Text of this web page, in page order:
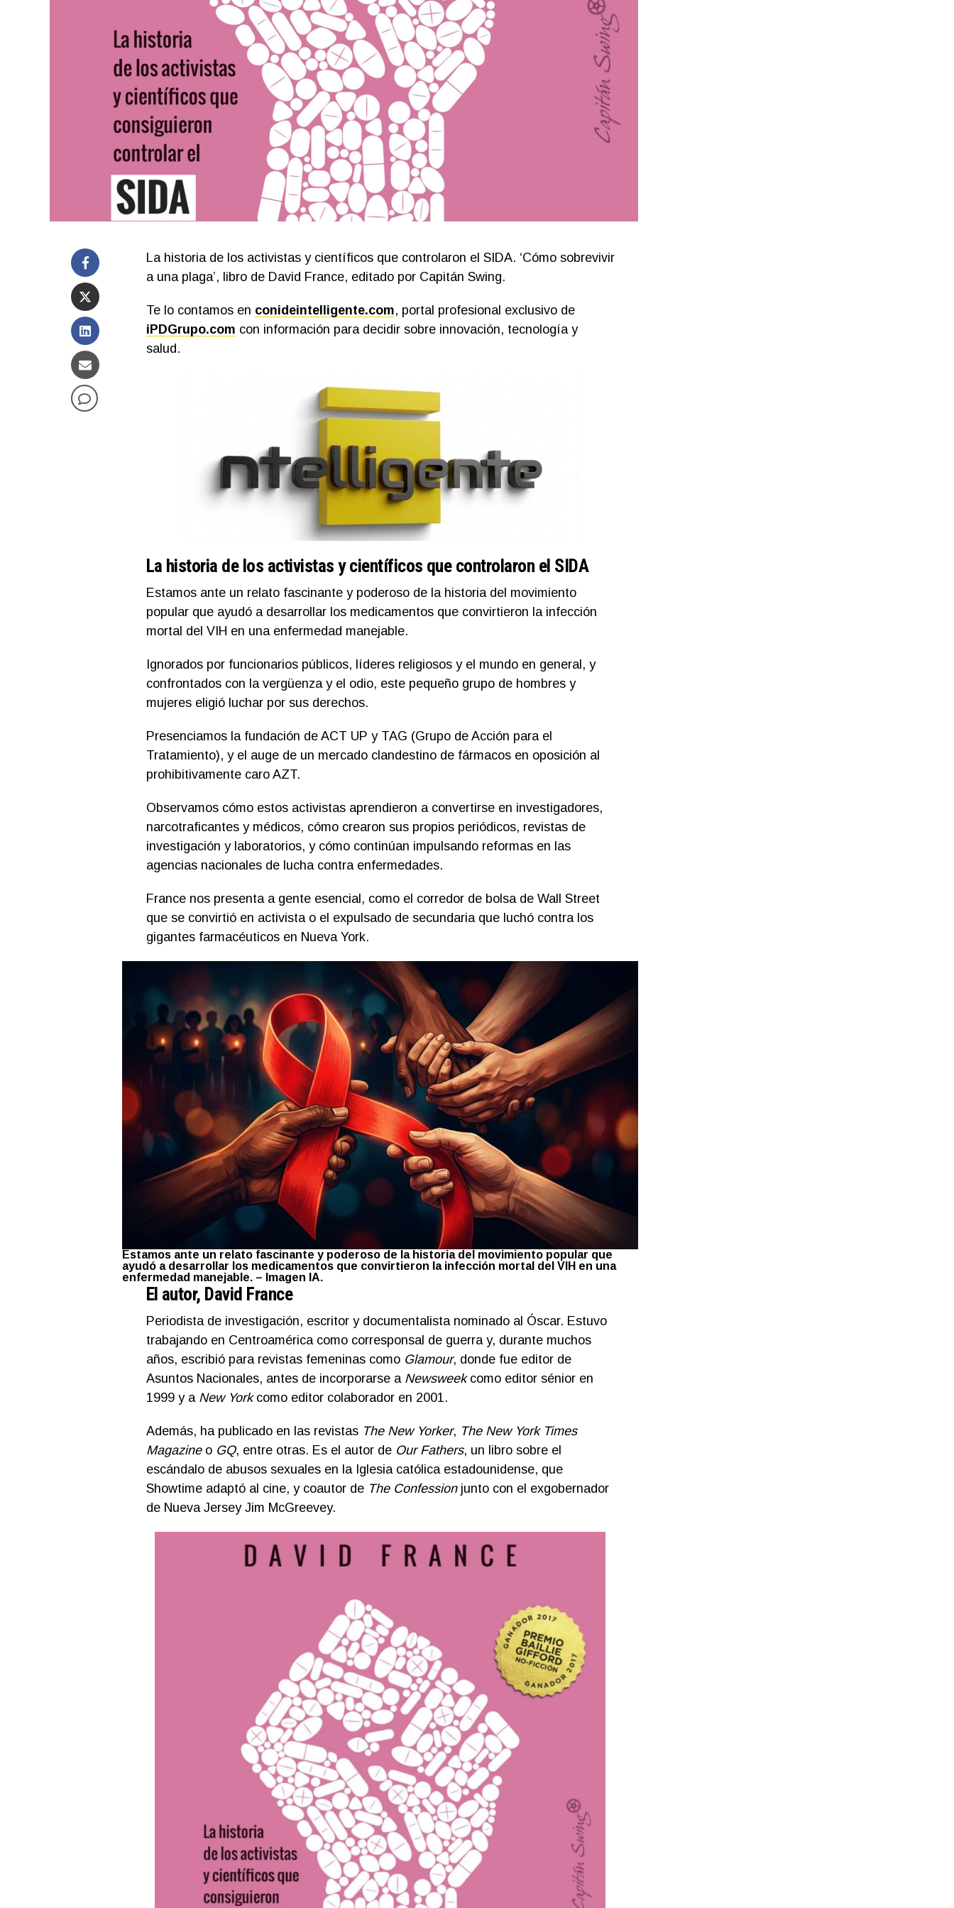
La historia de los activistas y científicos que controlaron el SIDA. ‘Cómo sobrevivir
a una plaga’, libro de David France, editado por Capitán Swing.
Te lo contamos en conideintelligente.com, portal profesional exclusivo de
iPDGrupo.com con información para decidir sobre innovación, tecnología y
salud.
La historia de los activistas y científicos que controlaron el SIDA
Estamos ante un relato fascinante y poderoso de la historia del movimiento
popular que ayudó a desarrollar los medicamentos que convirtieron la infección
mortal del VIH en una enfermedad manejable.
Ignorados por funcionarios públicos, líderes religiosos y el mundo en general, y
confrontados con la vergüenza y el odio, este pequeño grupo de hombres y
mujeres eligió luchar por sus derechos.
Presenciamos la fundación de ACT UP y TAG (Grupo de Acción para el
Tratamiento), y el auge de un mercado clandestino de fármacos en oposición al
prohibitivamente caro AZT.
Observamos cómo estos activistas aprendieron a convertirse en investigadores,
narcotraficantes y médicos, cómo crearon sus propios periódicos, revistas de
investigación y laboratorios, y cómo continúan impulsando reformas en las
agencias nacionales de lucha contra enfermedades.
France nos presenta a gente esencial, como el corredor de bolsa de Wall Street
que se convirtió en activista o el expulsado de secundaria que luchó contra los
gigantes farmacéuticos en Nueva York.
Estamos ante un relato fascinante y poderoso de la historia del movimiento popular que
ayudó a desarrollar los medicamentos que convirtieron la infección mortal del VIH en una
enfermedad manejable. – Imagen IA.
El autor, David France
Periodista de investigación, escritor y documentalista nominado al Óscar. Estuvo
trabajando en Centroamérica como corresponsal de guerra y, durante muchos
años, escribió para revistas femeninas como Glamour, donde fue editor de
Asuntos Nacionales, antes de incorporarse a Newsweekcomo editor sénior en
1999 y a New Yorkcomo editor colaborador en 2001.
Además, ha publicado en las revistas The New Yorker, The New York Times
Magazineo GQ, entre otras. Es el autor de Our Fathers, un libro sobre el
escándalo de abusos sexuales en la Iglesia católica estadounidense, que
Showtime adaptó al cine, y coautor de The Confessionjunto con el exgobernador
de Nueva Jersey Jim McGreevey.